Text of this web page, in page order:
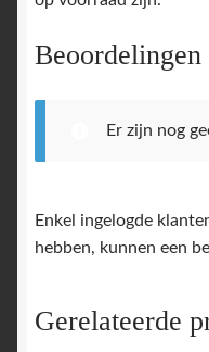
Beoordelingen
Er zijn nog
Enkel ingelogde
hebben, kunnen een
Gerelateerde